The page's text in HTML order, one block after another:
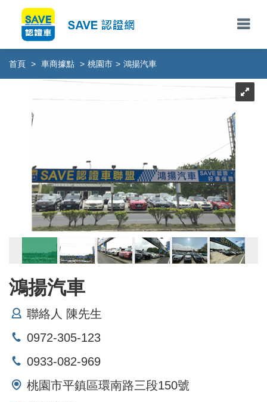
首頁 > 車商據點 > 桃園市 > 鴻揚汽車
鴻揚汽車
聯絡人 陳先生
0972-305-123
0933-082-969
桃園市平鎮區環南路三段150號